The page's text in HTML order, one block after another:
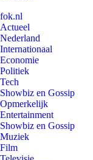
fok.nl
Actueel
Nederland
Internationaal
Economie
Politiek
Tech
Showbiz en Gossip
Opmerkelijk
Entertainment
Showbiz en Gossip
Muziek
Film